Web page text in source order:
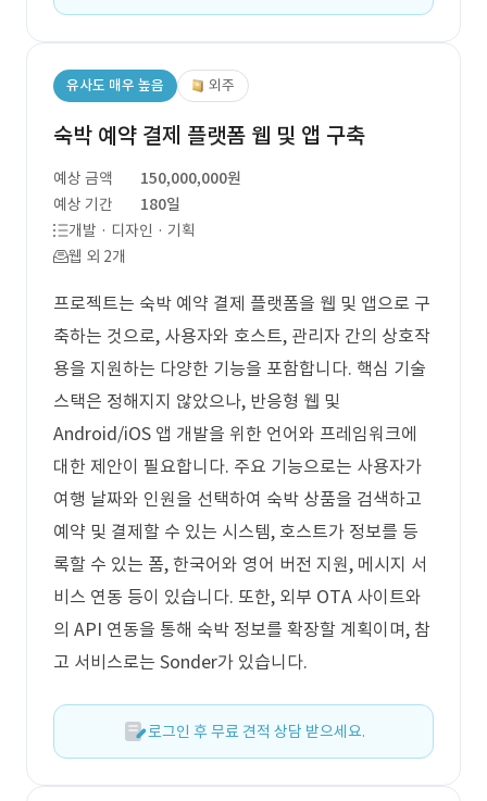
유사도 매우 높음 외주
숙박 예약 결제 플랫폼 웹 및 앱 구축
예상 금액
150,000,000원
예상 기간
180일
개발 · 디자인 · 기획
웹 외 2개
프로젝트는 숙박 예약 결제 플랫폼을 웹 및 앱으로 구
축하는 것으로, 사용자와 호스트, 관리자 간의 상호작
용을 지원하는 다양한 기능을 포함합니다. 핵심 기술
스택은 정해지지 않았으나, 반응형 웹 및
Android/iOS 앱 개발을 위한 언어와 프레임워크에
대한 제안이 필요합니다. 주요 기능으로는 사용자가
여행 날짜와 인원을 선택하여 숙박 상품을 검색하고
예약 및 결제할 수 있는 시스템, 호스트가 정보를 등
록할 수 있는 폼, 한국어와 영어 버전 지원, 메시지 서
비스 연동 등이 있습니다. 또한, 외부 OTA 사이트와
의 API 연동을 통해 숙박 정보를 확장할 계획이며, 참
고 서비스로는 Sonder가 있습니다.
로그인 후 무료 견적 상담 받으세요.